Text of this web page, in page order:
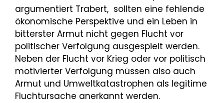
argumentiert Trabert, sollten eine fehlende
ökonomische Perspektive und ein Leben in
bitterster Armut nicht gegen Flucht vor
politischer Verfolgung ausgespielt werden.
Neben der Flucht vor Krieg oder vor politisch
motivierter Verfolgung müssen also auch
Armut und Umweltkatastrophen als legitime
Fluchtursache anerkannt werden.